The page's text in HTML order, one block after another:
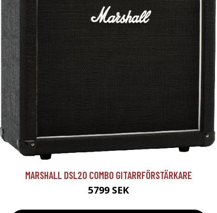
MARSHALL DSL20 COMBO GITARRFÖRSTÄRKARE
5799 SEK